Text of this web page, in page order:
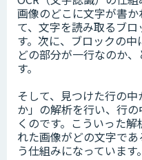
画像のどこに文字が書
て、文字を読み取るブ
す。次に、ブロックの中
どの部分が一行なのか
す。
そして、見つけた行の
か」の解析を行い、行
くのです。こういった
れた画像がどの文字で
う仕組みになっています。